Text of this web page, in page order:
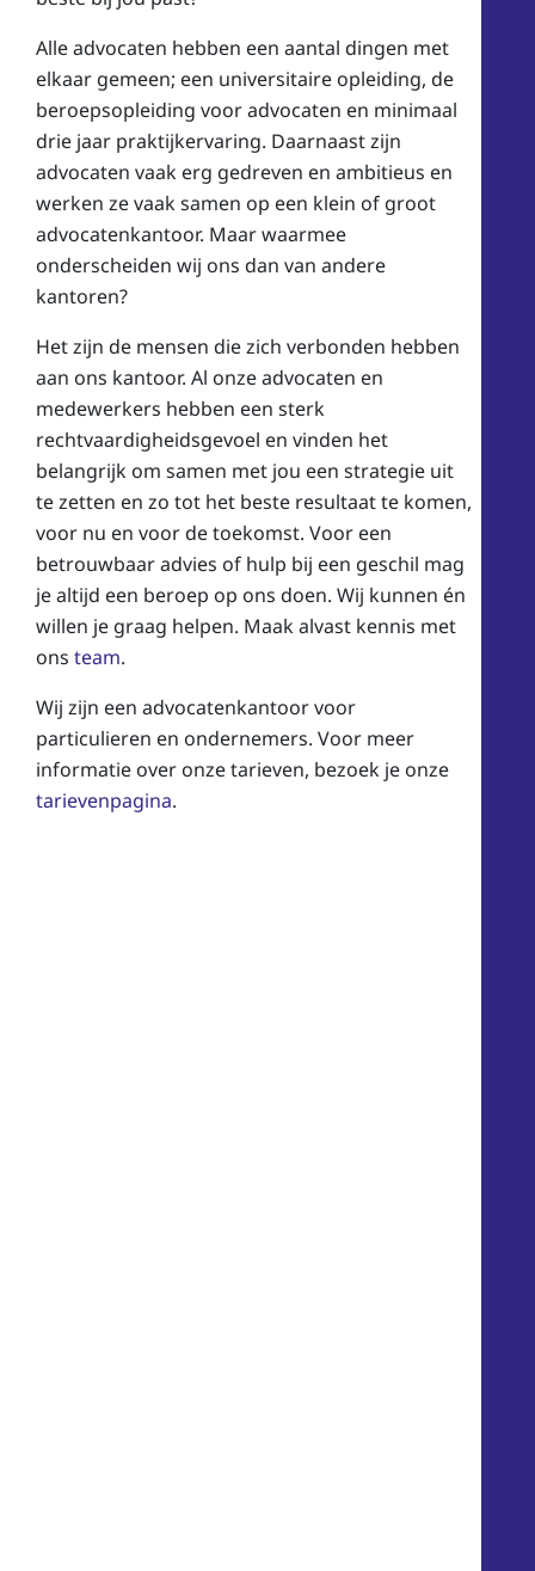
Alle advocaten hebben een aantal dingen met
elkaar gemeen; een universitaire opleiding, de
beroepsopleiding voor advocaten en minimaal
drie jaar praktijkervaring. Daarnaast zijn
advocaten vaak erg gedreven en ambitieus en
werken ze vaak samen op een klein of groot
advocatenkantoor. Maar waarmee
onderscheiden wij ons dan van andere
kantoren?
Het zijn de mensen die zich verbonden hebben
aan ons kantoor. Al onze advocaten en
medewerkers hebben een sterk
rechtvaardigheidsgevoel en vinden het
belangrijk om samen met jou een strategie uit
te zetten en zo tot het beste resultaat te komen,
voor nu en voor de toekomst. Voor een
betrouwbaar advies of hulp bij een geschil mag
je altijd een beroep op ons doen. Wij kunnen én
willen je graag helpen. Maak alvast kennis met
ons team.
Wij zijn een advocatenkantoor voor
particulieren en ondernemers. Voor meer
informatie over onze tarieven, bezoek je onze
tarievenpagina.